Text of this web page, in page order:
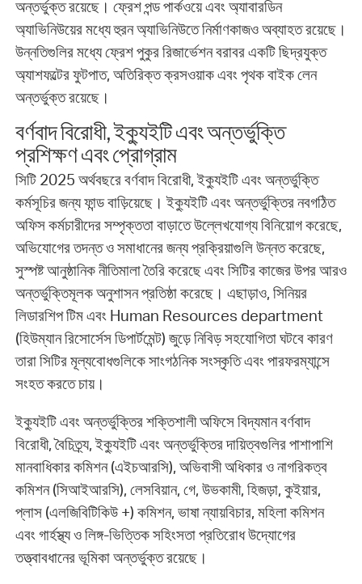
অন্তর্ভুক্ত রয়েছে। ফ্রেশ পন্ড পার্কওয়ে এবং অ্যাবারডিন
অ্যাভিনিউয়ের মধ্যে হুরন অ্যাভিনিউতে নির্মাণকাজও অব্যাহত রয়েছে।
উন্নতিগুলির মধ্যে ফ্রেশ পুকুর রিজার্ভেশন বরাবর একটি ছিদ্রযুক্ত
অ্যাশফল্টের ফুটপাত, অতিরিক্ত ক্রসওয়াক এবং পৃথক বাইক লেন
অন্তর্ভুক্ত রয়েছে।
বর্ণবাদ বিরোধী, ইক্যুইটি এবং অন্তর্ভুক্তি
প্রশিক্ষণ এবং প্রোগ্রাম
সিটি 2025 অর্থবছরে বর্ণবাদ বিরোধী, ইক্যুইটি এবং অন্তর্ভুক্তি
কর্মসূচির জন্য ফান্ড বাড়িয়েছে। ইক্যুইটি এবং অন্তর্ভুক্তির নবগঠিত
অফিস কর্মচারীদের সম্পৃক্ততা বাড়াতে উল্লেখযোগ্য বিনিয়োগ করেছে,
অভিযোগের তদন্ত ও সমাধানের জন্য প্রক্রিয়াগুলি উন্নত করেছে,
সুস্পষ্ট আনুষ্ঠানিক নীতিমালা তৈরি করেছে এবং সিটির কাজের উপর আরও
অন্তর্ভুক্তিমূলক অনুশাসন প্রতিষ্ঠা করেছে। এছাড়াও, সিনিয়র
লিডারশিপ টিম এবং Human Resources department
(হিউম্যান রিসোর্সেস ডিপার্টমেন্ট) জুড়ে নিবিড় সহযোগিতা ঘটবে কারণ
তারা সিটির মূল্যবোধগুলিকে সাংগঠনিক সংস্কৃতি এবং পারফরম্যান্সে
সংহত করতে চায়।
ইক্যুইটি এবং অন্তর্ভুক্তির শক্তিশালী অফিসে বিদ্যমান বর্ণবাদ
বিরোধী, বৈচিত্র্য, ইক্যুইটি এবং অন্তর্ভুক্তির দায়িত্বগুলির পাশাপাশি
মানবাধিকার কমিশন (এইচআরসি), অভিবাসী অধিকার ও নাগরিকত্ব
কমিশন (সিআইআরসি), লেসবিয়ান, গে, উভকামী, হিজড়া, কুইয়ার,
প্লাস (এলজিবিটিকিউ +) কমিশন, ভাষা ন্যায়বিচার, মহিলা কমিশন
এবং গার্হস্থ্য ও লিঙ্গ-ভিত্তিক সহিংসতা প্রতিরোধ উদ্যোগের
তত্ত্বাবধানের ভূমিকা অন্তর্ভুক্ত রয়েছে।